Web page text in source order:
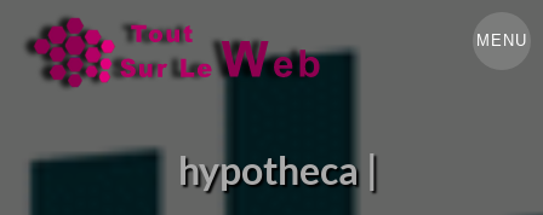
MENU
hypotheca |